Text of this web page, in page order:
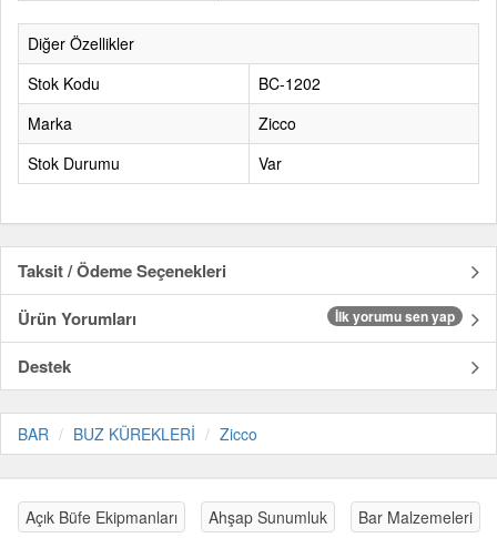
Diğer Özellikler
Stok Kodu
BC-1202
Marka
Zicco
Stok Durumu
Var
Taksit / Ödeme Seçenekleri
Ürün Yorumları
İlk yorumu sen yap
Destek
BAR BUZ KÜREKLERİ Zicco
Açık Büfe Ekipmanları Ahşap Sunumluk Bar Malzemeleri